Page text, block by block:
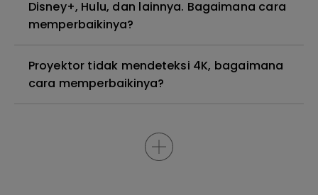
Disney+, Hulu, dan lainnya. Bagaimana cara
memperbaikinya?
Proyektor tidak mendeteksi 4K, bagaimana
cara memperbaikinya?